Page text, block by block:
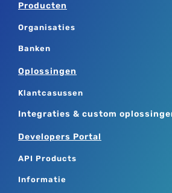
Producten
Organisaties
Banken
Oplossingen
Klantcasussen
Integraties & custom
Developers Portal
API Products
Informatie